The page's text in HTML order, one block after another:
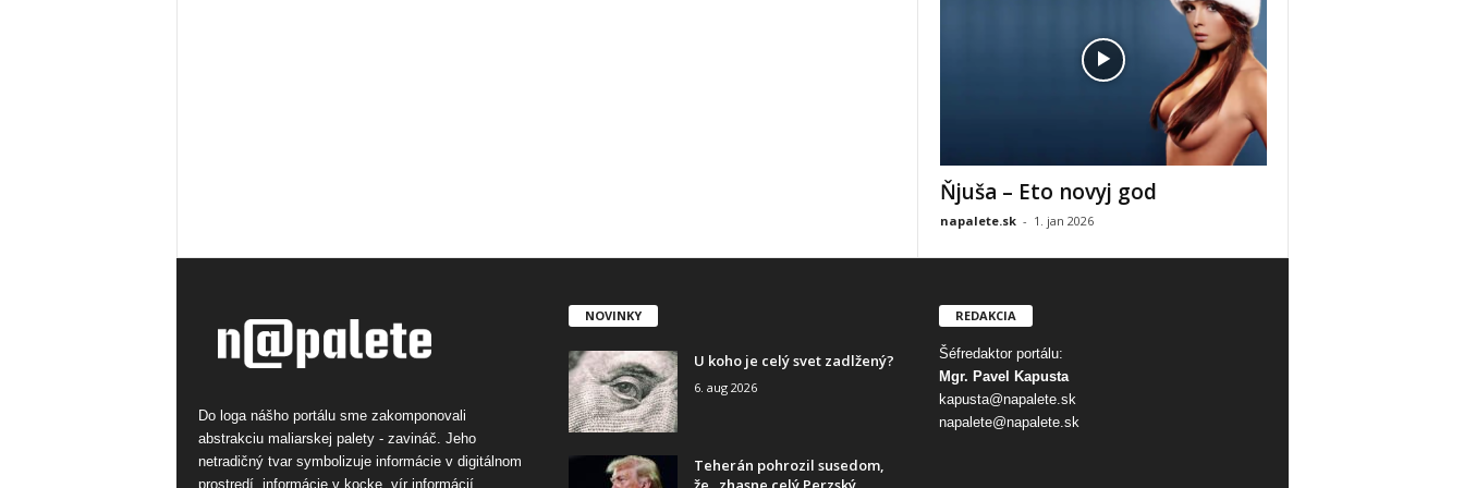
Ňjuša – Eto novyj god
napalete.sk - 1. jan 2026
Do loga nášho portálu sme zakomponovali
abstrakciu maliarskej palety - zavináč. Jeho
netradičný tvar symbolizuje informácie v digitálnom
prostredí, informácie v kocke, vír informácií.
NOVINKY
U koho je celý svet zadlžený?
6. aug 2026
Teherán pohrozil susedom,
REDAKCIA
Šéfredaktor portálu:
Mgr. Pavel Kapusta
kapusta@napalete.sk
napalete@napalete.sk